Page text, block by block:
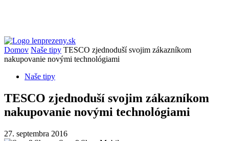
Domov Naše tipy TESCO zjednoduší svojim zákazníkom
nakupovanie novými technológiami
Naše tipy
TESCO zjednoduší svojim zákazníkom
nakupovanie novými technológiami
27. septembra 2016